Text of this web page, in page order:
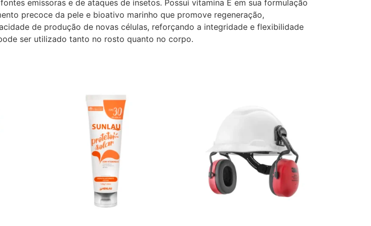
emissoras e de ataques de insetos. Possui vitamina E em sua formulação
precoce da pele e bioativo marinho que promove regeneração,
de produção de novas células, reforçando a integridade e flexibilidade
ser utilizado tanto no rosto quanto no corpo.